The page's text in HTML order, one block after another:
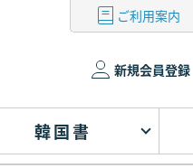
ご利用案内
新規会員登録
韓国書